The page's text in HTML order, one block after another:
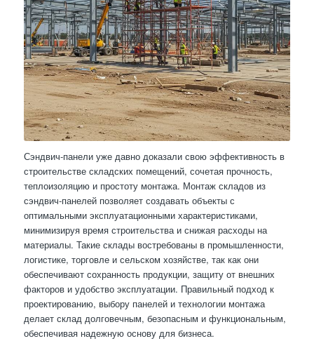
Сэндвич-панели уже давно доказали свою эффективность в
строительстве складских помещений, сочетая прочность,
теплоизоляцию и простоту монтажа. Монтаж складов из
сэндвич-панелей позволяет создавать объекты с
оптимальными эксплуатационными характеристиками,
минимизируя время строительства и снижая расходы на
материалы. Такие склады востребованы в промышленности,
логистике, торговле и сельском хозяйстве, так как они
обеспечивают сохранность продукции, защиту от внешних
факторов и удобство эксплуатации. Правильный подход к
проектированию, выбору панелей и технологии монтажа
делает склад долговечным, безопасным и функциональным,
обеспечивая надежную основу для бизнеса.